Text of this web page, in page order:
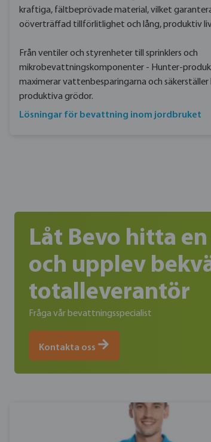
kraftiga, fältbeprövade material, vilket
oöverträffad tillförlitlighet och lång, produktiv
Från ventiler och styrenheter till sprinklers och
mikrobevattningskomponenter - Hunter-
maximerar vattenbesparingarna och
produktiva grödor.
Lösningar för bevattning inom jordbruket
Låt Bevo hitta
och upplev
totalleverantör
Fråga vår bevattningsspecialist
Kontakta oss